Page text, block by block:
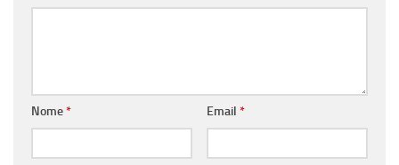
Nome* Email *